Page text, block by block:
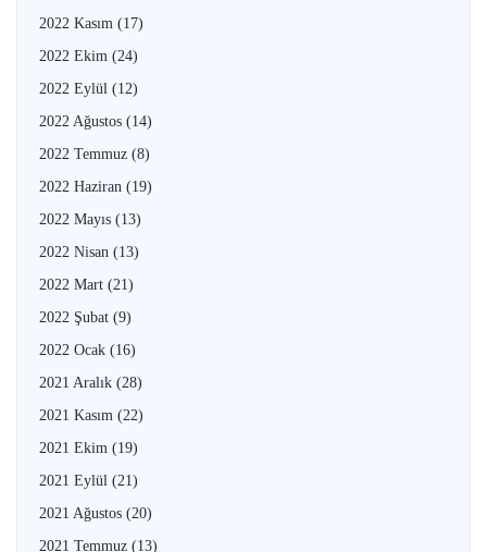
2022 Kasım (17)
2022 Ekim (24)
2022 Eylül (12)
2022 Ağustos (14)
2022 Temmuz (8)
2022 Haziran (19)
2022 Mayıs (13)
2022 Nisan (13)
2022 Mart (21)
2022 Şubat (9)
2022 Ocak (16)
2021 Aralık (28)
2021 Kasım (22)
2021 Ekim (19)
2021 Eylül (21)
2021 Ağustos (20)
2021 Temmuz (13)